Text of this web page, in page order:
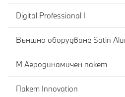
Digital Professional I
Външно оборудване Satin
М Аеродинамичен пакет
Пакет Innovation